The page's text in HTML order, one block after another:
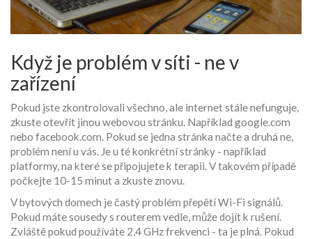
Když je problém v síti - ne v
zařízení
Pokud jste zkontrolovali všechno, ale internet stále nefunguje,
zkuste otevřít jinou webovou stránku. Například google.com
nebo facebook.com. Pokud se jedna stránka načte a druhá ne,
problém není u vás. Je u té konkrétní stránky - například
platformy, na které se připojujete k terapii. V takovém případě
počkejte 10-15 minut a zkuste znovu.
V bytových domech je častý problém přepětí Wi-Fi signálů.
Pokud máte sousedy s routerem vedle, může dojít k rušení.
Zvláště pokud používáte 2,4 GHz frekvenci - ta je plná. Pokud